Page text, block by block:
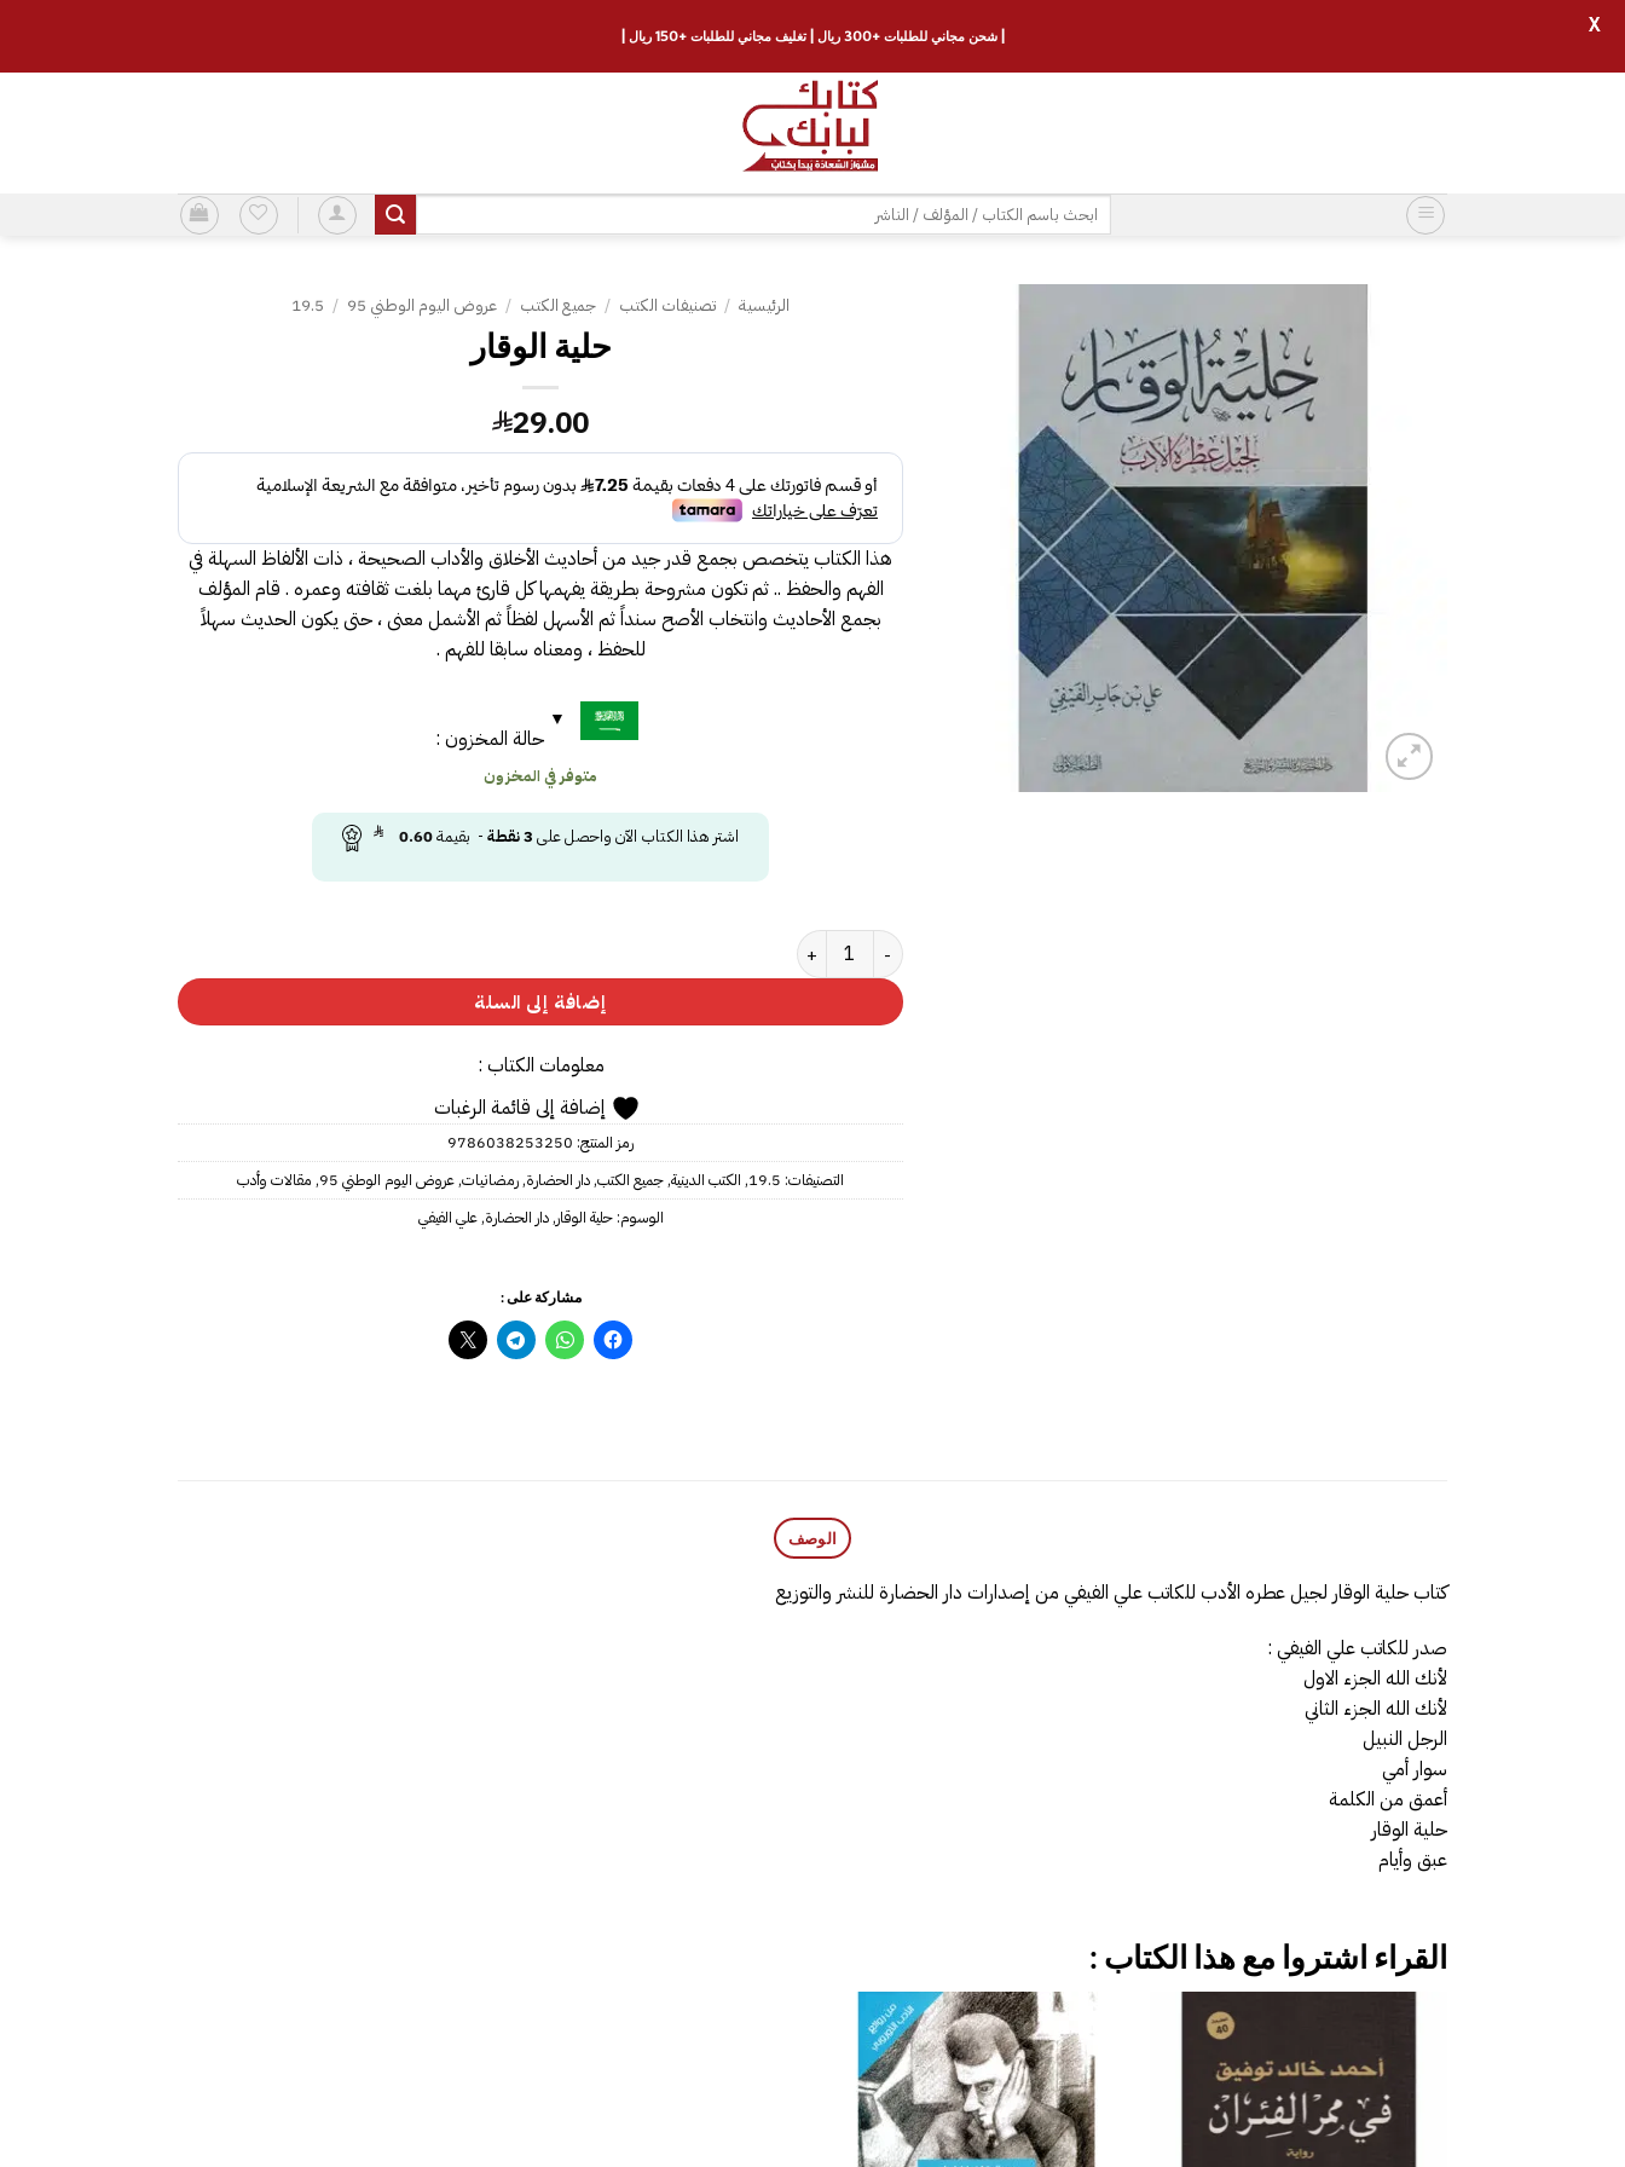
البحث
عن:
الرئيسية / تصنيفات الكتب / جميع الكتب / عروض اليوم الوطني 95 /
19.5
حلية الوقار
29.00
هذا الكتاب يتخصص بجمع قدر جيد من أحاديث الأخلاق والأداب الصحيحة ، ذات الألفاظ السهلة في
الفهم والحفظ .. ثم تكون مشروحة بطريقة يفهمها كل قارئ مهما بلغت ثقافته وعمره . قام المؤلف
بجمع الأحاديث وانتخاب الأصح سنداً ثم الأسهل لفظاً ثم الأشمل معنى ، حتى يكون الحديث سهلاً
للحفظ ، ومعناه سابقا للفهم .
حالة المخزون :
متوفر في المخزون
اشتر هذا الكتاب الآن واحصل على 3نقطة- بقيمة0.60
كمية حلية الوقار
إضافة إلى السلة
معلومات الكتاب :
إضافة إلى قائمة الرغبات
رمز المنتج: 9786038253250
التصنيفات: 19.5
, الكتب الدينية,جميع الكتب,دار الحضارة,رمضانيات,عروض اليوم الوطني 95 , مقالات وأدب
الوسوم:حلية الوقار,دار الحضارة,علي الفيفي
مشاركة على :
الوصف
كتاب حلية الوقار لجيل عطره الأدب للكاتب علي الفيفي من إصدارات دار الحضارة للنشر والتوزيع
صدر للكاتب علي الفيفي :
لأنك الله الجزء الاول
لأنك الله الجزء الثاني
الرجل النبيل
سوار أمي
أعمق من الكلمة
حلية الوقار
عبق وأيام
القراء اشتروا مع هذا الكتاب :
إضافة
إلى
قائمة
الرغبات
| شحن مجاني للطلبات +300 ريال | تغليف مجاني للطلبات +150 ريال | X